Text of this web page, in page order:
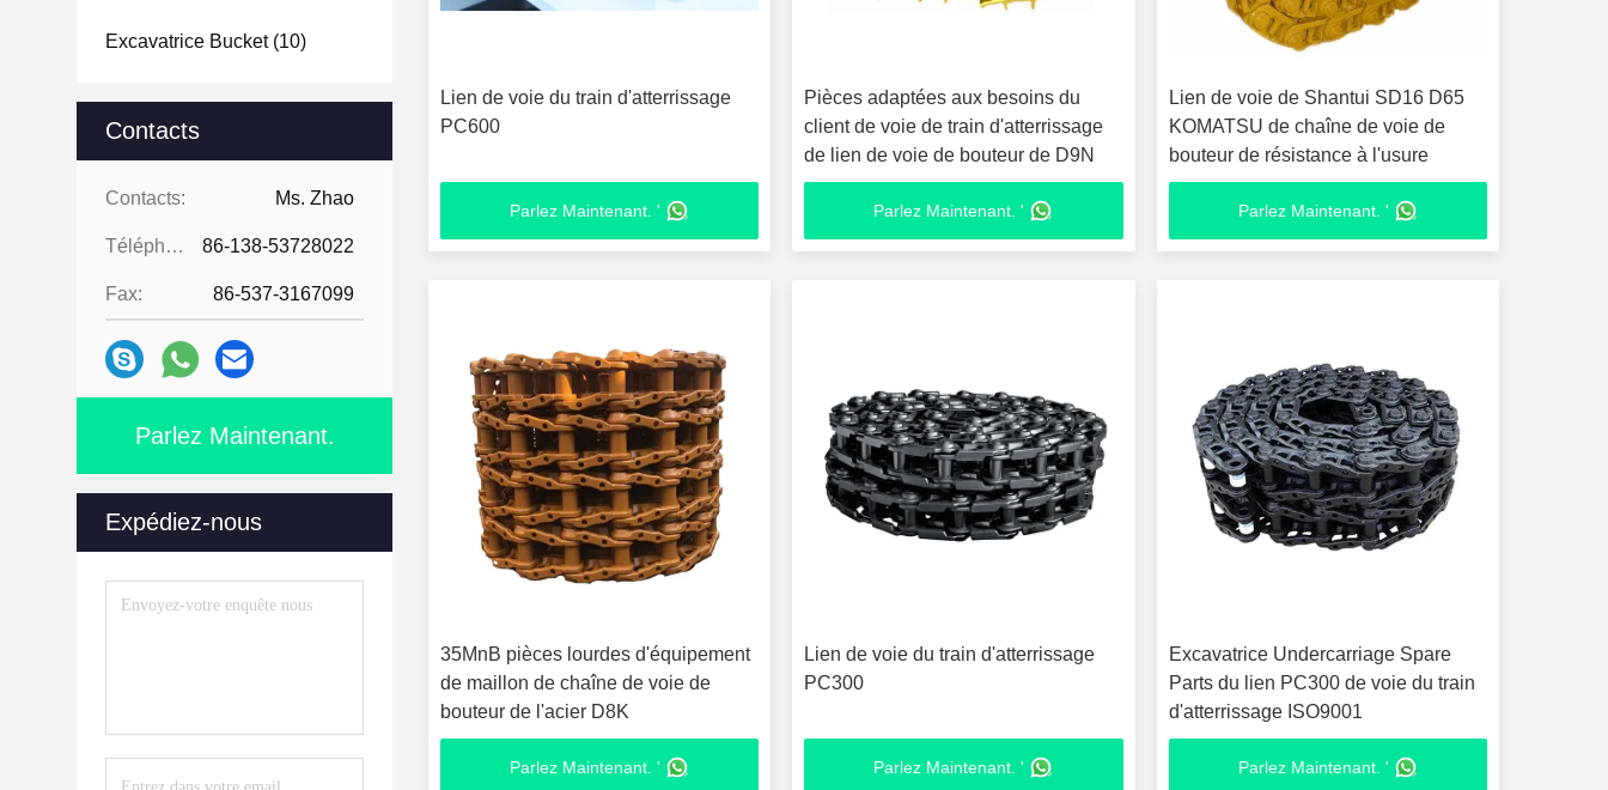
Excavatrice Bucket(10)
Contacts
Contacts: Ms. Zhao
Téléphone: 86-138-53728022
Fax: 86-537-3167099
Parlez Maintenant.
Expédiez-nous
Lien de voie du train d'atterrissage
PC600
Parlez Maintenant. '
Pièces adaptées aux besoins du
client de voie de train d'atterrissage
de lien de voie de bouteur de D9N
Parlez Maintenant. '
Lien de voie de Shantui SD16 D65
KOMATSU de chaîne de voie de
bouteur de résistance à l'usure
Parlez Maintenant. '
35MnB pièces lourdes d'équipement
de maillon de chaîne de voie de
bouteur de l'acier D8K
Parlez Maintenant. '
Lien de voie du train d'atterrissage
PC300
Parlez Maintenant. '
Excavatrice Undercarriage Spare
Parts du lien PC300 de voie du train
d'atterrissage ISO9001
Parlez Maintenant. '